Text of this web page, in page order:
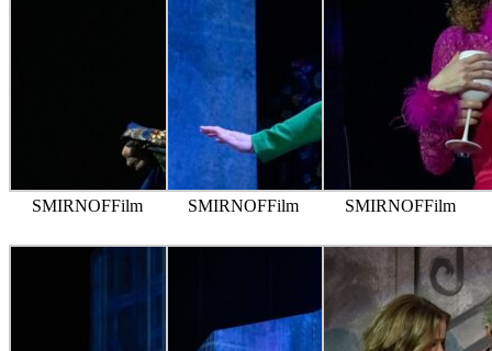
SMIRNOFFilm SMIRNOFFilm SMIRNOFFilm